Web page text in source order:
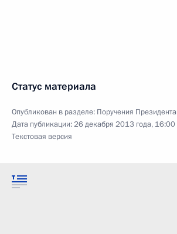
Статус материала
Опубликован в разделе: Поручения Президента
Дата публикации:26 декабря 2013 года, 16:00
Текстовая версия